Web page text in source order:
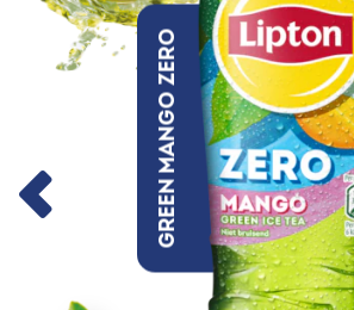
Green Mango Zero